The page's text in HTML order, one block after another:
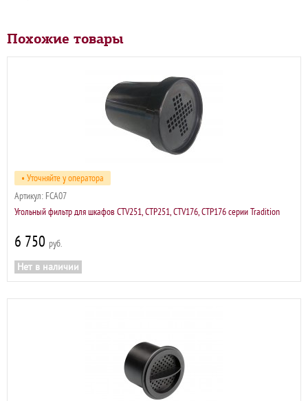
Похожие товары
• Уточняйте у оператора
Артикул: FCA07
Угольный фильтр для шкафов CTV251, CTP251, CTV176, CTP176 серии Tradition
6 750 р
Нет в наличии